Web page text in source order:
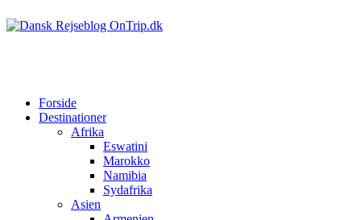
Forside
Destinationer
Afrika
Eswatini
Marokko
Namibia
Sydafrika
Asien